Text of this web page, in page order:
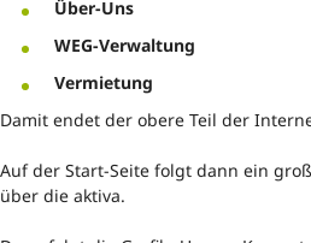
Über-Uns
WEG-Verwaltung
Vermietung
Damit endet der obere Teil der
Auf der Start-Seite folgt dann ein
über die aktiva.